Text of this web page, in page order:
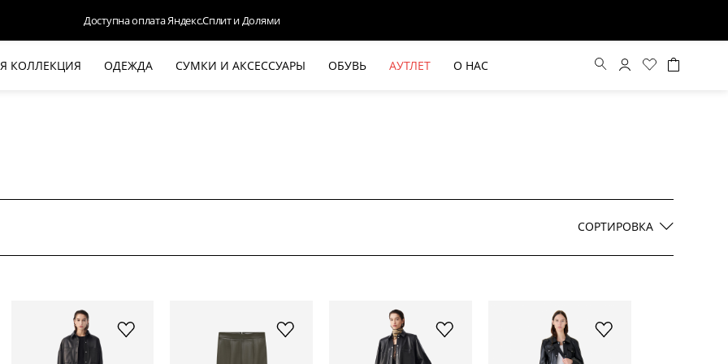
Доступна оплата Яндекс.Сплит и Долями
КОЛЛЕКЦИЯ ОДЕЖДА
ДЛЯ НЕГО
БЕЖЕВЫЕ БРЮКИ ШИРОКОГО
КРОЯ HAYDA
БЕЖЕВЫЙ КОСТЮМНЫЙ ЖИЛЕТ
HIDA
СУМКИ И АКСЕССУАРЫ ОБУВЬ АУТЛЕТ О НАС
СОРТИРОВКА
Цена по убыванию